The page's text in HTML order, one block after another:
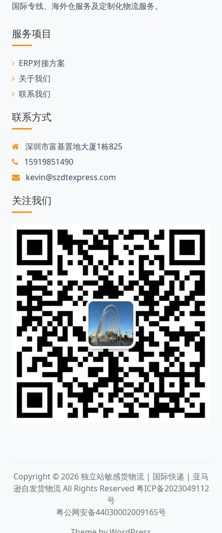
国际专线、海外仓服务及定制化物流服务。
服务项目
ERP对接方案
关于我们
联系我们
联系方式
深圳市富基置地大厦1栋825
15919851490
kevin@szdtexpress.com
关注我们
Copyright © 2026独立站敏感货物流 | 国际快递 | 亚马
逊自发货物流All Rights Reserved 粤ICP备2023049112
号
粤公网安备44030002009165号